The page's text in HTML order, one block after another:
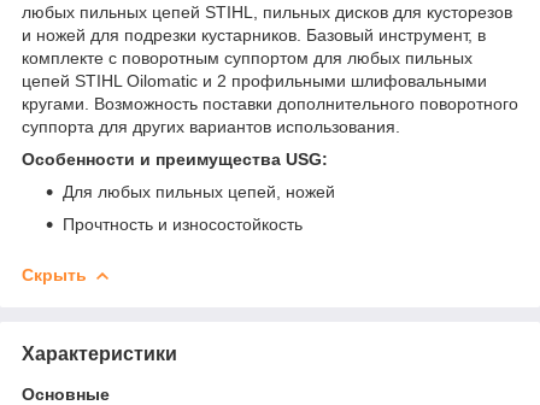
любых пильных цепей STIHL, пильных дисков для кусторезов
и ножей для подрезки кустарников. Базовый инструмент, в
комплекте с поворотным суппортом для любых пильных
цепей STIHL Oilomatic и 2 профильными шлифовальными
кругами. Возможность поставки дополнительного поворотного
суппорта для других вариантов использования.
Особенности и преимущества USG:
Для любых пильных цепей, ножей
Прочтность и износостойкость
Скрыть
Характеристики
Основные